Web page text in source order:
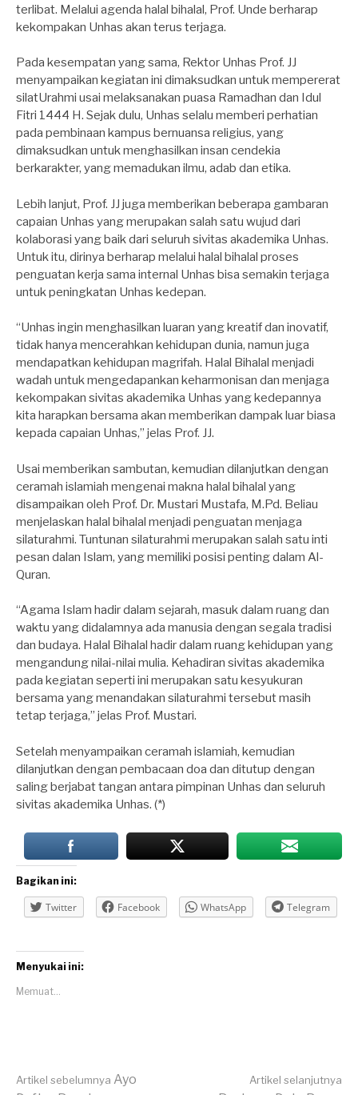
terlibat. Melalui agenda halal bihalal, Prof. Unde berharap
kekompakan Unhas akan terus terjaga.
Pada kesempatan yang sama, Rektor Unhas Prof. JJ
menyampaikan kegiatan ini dimaksudkan untuk mempererat
silatUrahmi usai melaksanakan puasa Ramadhan dan Idul
Fitri 1444 H. Sejak dulu, Unhas selalu memberi perhatian
pada pembinaan kampus bernuansa religius, yang
dimaksudkan untuk menghasilkan insan cendekia
berkarakter, yang memadukan ilmu, adab dan etika.
Lebih lanjut, Prof. JJ juga memberikan beberapa gambaran
capaian Unhas yang merupakan salah satu wujud dari
kolaborasi yang baik dari seluruh sivitas akademika Unhas.
Untuk itu, dirinya berharap melalui halal bihalal proses
penguatan kerja sama internal Unhas bisa semakin terjaga
untuk peningkatan Unhas kedepan.
“Unhas ingin menghasilkan luaran yang kreatif dan inovatif,
tidak hanya mencerahkan kehidupan dunia, namun juga
mendapatkan kehidupan magrifah. Halal Bihalal menjadi
wadah untuk mengedapankan keharmonisan dan menjaga
kekompakan sivitas akademika Unhas yang kedepannya
kita harapkan bersama akan memberikan dampak luar biasa
kepada capaian Unhas,” jelas Prof. JJ.
Usai memberikan sambutan, kemudian dilanjutkan dengan
ceramah islamiah mengenai makna halal bihalal yang
disampaikan oleh Prof. Dr. Mustari Mustafa, M.Pd. Beliau
menjelaskan halal bihalal menjadi penguatan menjaga
silaturahmi. Tuntunan silaturahmi merupakan salah satu inti
pesan dalan Islam, yang memiliki posisi penting dalam Al-
Quran.
“Agama Islam hadir dalam sejarah, masuk dalam ruang dan
waktu yang didalamnya ada manusia dengan segala tradisi
dan budaya. Halal Bihalal hadir dalam ruang kehidupan yang
mengandung nilai-nilai mulia. Kehadiran sivitas akademika
pada kegiatan seperti ini merupakan satu kesyukuran
bersama yang menandakan silaturahmi tersebut masih
tetap terjaga,” jelas Prof. Mustari.
Setelah menyampaikan ceramah islamiah, kemudian
dilanjutkan dengan pembacaan doa dan ditutup dengan
saling berjabat tangan antara pimpinan Unhas dan seluruh
sivitas akademika Unhas. (*)
Bagikan ini:
Twitter Facebook WhatsApp Telegram
Menyukai ini:
Memuat...
Artikel sebelumnya Ayo
Artikel selanjutnya